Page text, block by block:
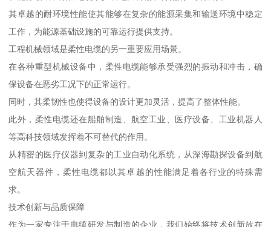
其卓越的耐环境性能使其能够在复杂的能源采集和输送环境中稳定
工作，为能源基础设施的可靠运行提供支持。
工程机械领域是柔性电缆的另一重要应用场景。
在各种重型机械设备中，柔性电缆能够承受强烈的振动和冲击，确
保设备在恶劣工况下的正常运行。
同时，其柔韧性也使得设备的设计更加灵活，提高了整体性能。
此外，柔性电缆还在船舶制造、航空工业、医疗设备、工业机器人
等高科技领域发挥着不可替代的作用。
从精密的医疗仪器到复杂的工业自动化系统，从深海勘探设备到航
空航天器件，柔性电缆都以其卓越的性能满足着各行业的特殊需
求。
技术创新与品质保障
作为一家专注于电缆研发与制造的企业，我们始终将技术创新放在